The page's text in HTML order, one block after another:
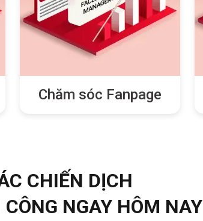
Chăm sóc Fanpage
CHIẾN DỊCH
NGAY HÔM NAY